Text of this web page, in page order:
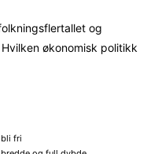
og
økonomisk politikk
fri